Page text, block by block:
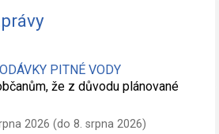
PITNÉ VODY
že z důvodu plánované
2026 (do 8. srpna 2026)